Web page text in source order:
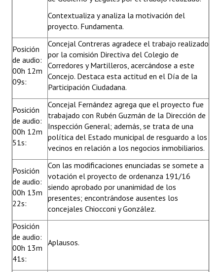
Contextualiza y analiza la motivación del
proyecto. Fundamenta.
Posición
de audio:
00h 12m
09s:
Concejal Contreras agradece el trabajo realizado
por la comisión Directiva del Colegio de
Corredores y Martilleros, acercándose a este
Concejo. Destaca esta actitud en el Día de la
Participación Ciudadana.
Posición
de audio:
00h 12m
51s:
Concejal Fernández agrega que el proyecto fue
trabajado con Rubén Guzmán de la Dirección de
Inspección General; además, se trata de una
política del Estado municipal de resguardo a los
vecinos en relación a los negocios inmobiliarios.
Posición
de audio:
00h 13m
22s:
Con las modificaciones enunciadas se somete a
votación el proyecto de ordenanza 191/16
siendo aprobado por unanimidad de los
presentes; encontrándose ausentes los
concejales Chiocconi y González.
Posición
de audio:
00h 13m
41s:
Aplausos.